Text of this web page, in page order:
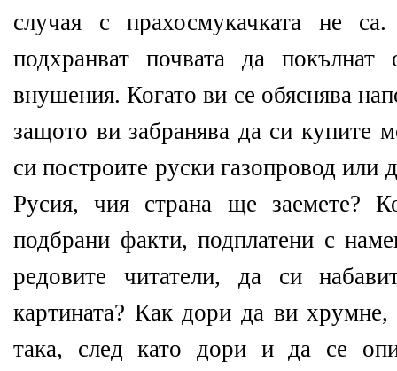
случая с прахосмукачката не
подхранват почвата да покълнат
внушения. Когато ви се обяснява
защото ви забранява да си купите
си построите руски газопровод или
Русия, чия страна ще заемете?
подбрани факти, подплатени с
редовите читатели, да си
картината? Как дори да ви
така, след като дори и да се